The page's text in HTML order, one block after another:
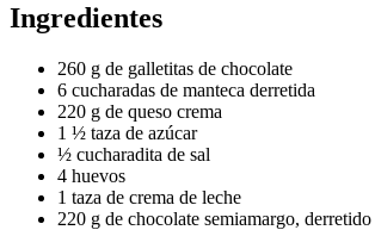
Ingredientes
260 g de galletitas de chocolate
6 cucharadas de manteca derretida
220 g de queso crema
1 ½ taza de azúcar
½ cucharadita de sal
4 huevos
1 taza de crema de leche
220 g de chocolate semiamargo, derretido